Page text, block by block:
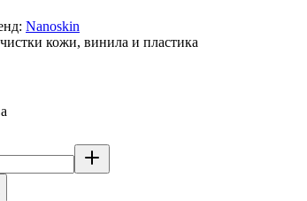
Nanoskin
кожи, винила и пластика